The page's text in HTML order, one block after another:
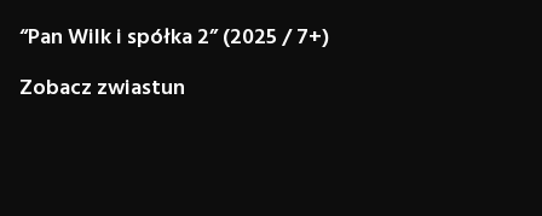
“Pan Wilk i spółka 2” (2025 / 7+)
Zobacz zwiastun